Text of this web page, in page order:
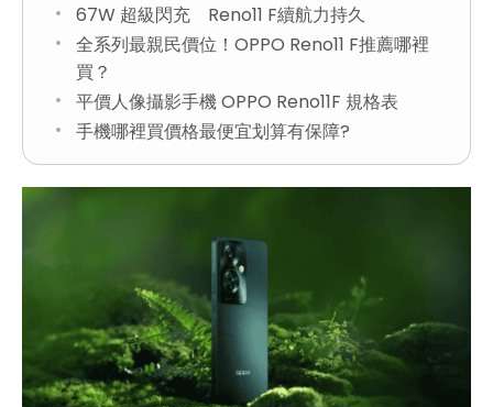
67W 超級閃充 Reno11 F續航力持久
全系列最親民價位！OPPO Reno11 F推薦哪裡
買？
平價人像攝影手機 OPPO Reno11F 規格表
手機哪裡買價格最便宜划算有保障?